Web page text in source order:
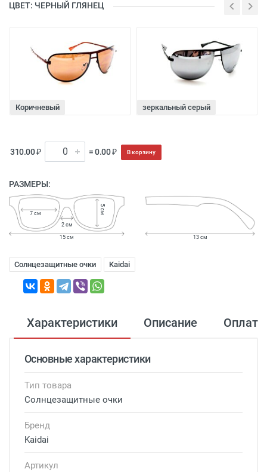
ЦВЕТ: ЧЕРНЫЙ ГЛЯНЕЦ
Коричневый зеркальный серый
310.00 ₽ = 0.00 ₽ В корзину
РАЗМЕРЫ:
2 см
7 см 5 см
15 см 13 см
Солнцезащитные очки Kaidai
Характеристики Описание Оплата
Основные характеристики
Тип товара
Солнцезащитные очки
Бренд
Kaidai
Артикул